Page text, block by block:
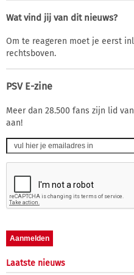
Wat vind jij van dit nieuws?
Om te reageren moet je eerst
rechtsboven.
PSV E-zine
Meer dan 28.500 fans zijn lid
aan!
Laatste nieuws